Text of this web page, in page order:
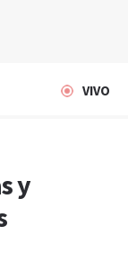
VIVO
y